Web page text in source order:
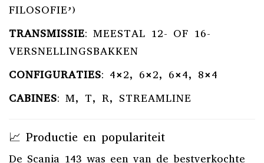
FILOSOFIE’)
TRANSMISSIE: MEESTAL 12- OF 16-
VERSNELLINGSBAKKEN
CONFIGURATIES: 4×2, 6×2, 6×4, 8×4
CABINES: M, T, R, STREAMLINE
📈 Productie en populariteit
De Scania 143 was een van de bestverkochte